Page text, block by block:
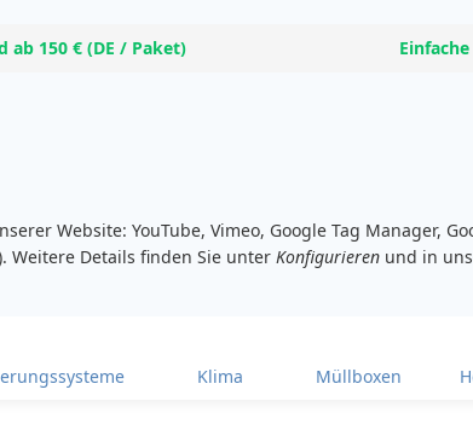
ab 150 € (DE / Paket)
Website: YouTube, Vimeo, Google Tag Manager,
Weitere Details finden Sie unter Konfigurieren und in
Klima Müllboxen